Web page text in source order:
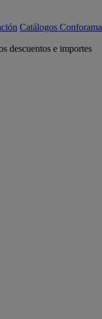
Catálogos Conforama
descuentos e importes